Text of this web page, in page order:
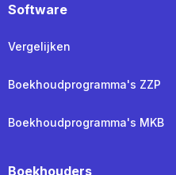
Software
Vergelijken
Boekhoudprogramma's ZZP
Boekhoudprogramma's MKB
Boekhouders